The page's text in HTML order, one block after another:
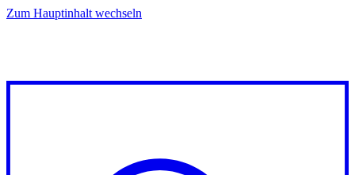
Zum Hauptinhalt wechseln